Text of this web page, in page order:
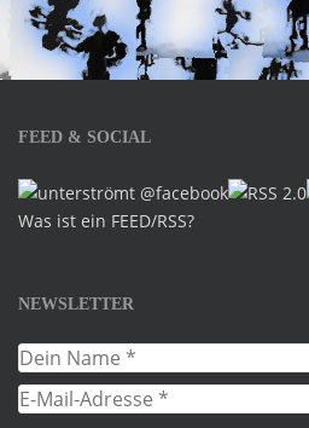
FEED & SOCIAL
Was ist ein FEED/RSS?
NEWSLETTER